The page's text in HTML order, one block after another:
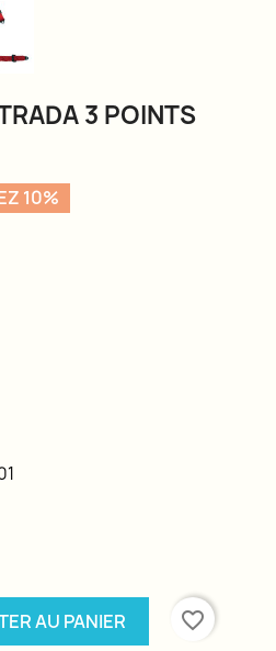
3 POINTS
10%
AU PANIER
favorite_border